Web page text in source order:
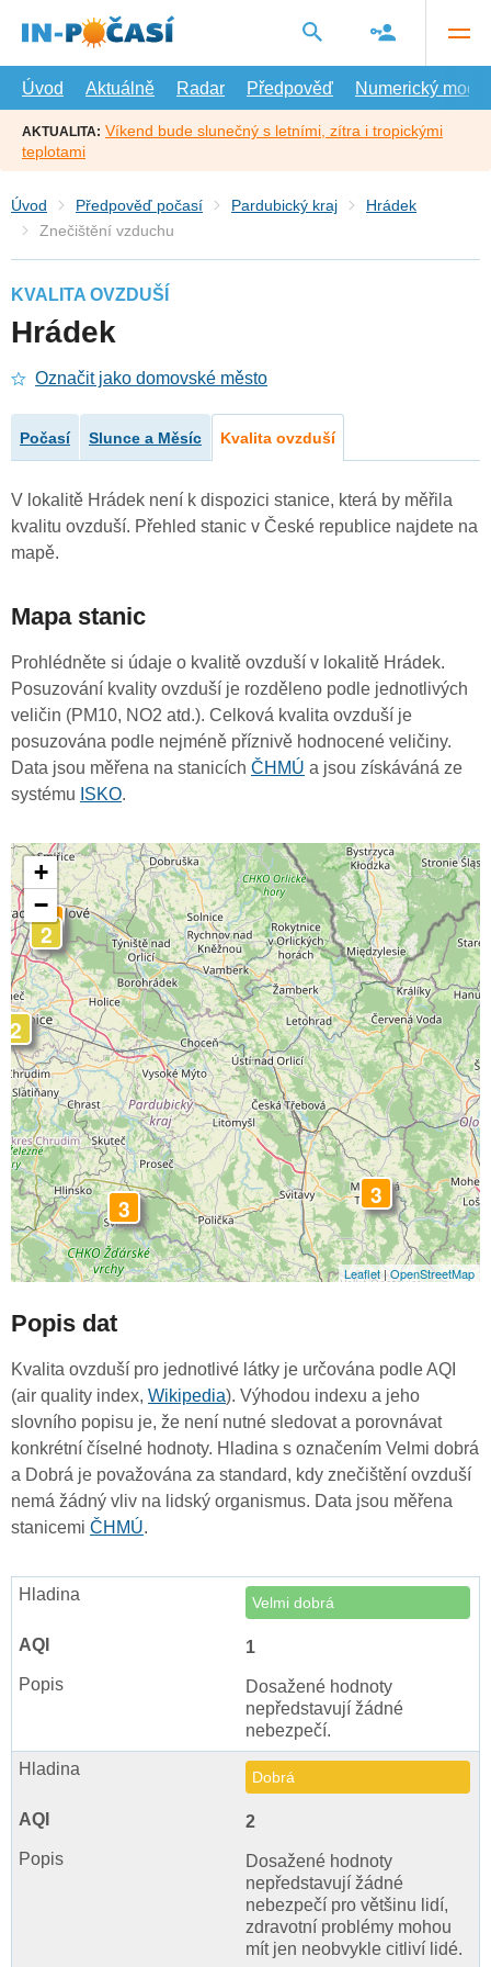
hlavní
Úvod
Aktuálně Radar Předpověď Numerický model
AKTUALITA: Víkend bude slunečný s letními, zítra i tropickými
teplotami
Úvod Předpověď počasí Pardubický kraj
Hrádek
Znečištění vzduchu
KVALITA OVZDUŠÍ
Hrádek
Označit jako domovské město
Počasí Slunce a Měsíc Kvalita ovzduší
V lokalitě Hrádek není k dispozici stanice, která by měřila
kvalitu ovzduší. Přehled stanic v České republice najdete na
mapě.
Mapa stanic
Prohlédněte si údaje o kvalitě ovzduší v lokalitě Hrádek.
Posuzování kvality ovzduší je rozděleno podle jednotlivých
veličin (PM10, NO2 atd.). Celková kvalita ovzduší je
posuzována podle nejméně příznivě hodnocené veličiny.
Data jsou měřena na stanicích ČHMÚ a jsou získáváná ze
systému ISKO.
3
2
3
2
3
+
−
Leaflet| OpenStreetMap
Popis dat
Kvalita ovzduší pro jednotlivé látky je určována podle AQI
(air quality index, Wikipedia). Výhodou indexu a jeho
slovního popisu je, že není nutné sledovat a porovnávat
konkrétní číselné hodnoty. Hladina s označením Velmi dobrá
a Dobrá je považována za standard, kdy znečištění ovzduší
nemá žádný vliv na lidský organismus. Data jsou měřena
stanicemi ČHMÚ.
Velmi dobrá
1
Dosažené hodnoty
nepředstavují žádné
nebezpečí.
Dobrá
2
Dosažené hodnoty
nepředstavují žádné
nebezpečí pro většinu lidí,
zdravotní problémy mohou
mít jen neobvykle citliví lidé.